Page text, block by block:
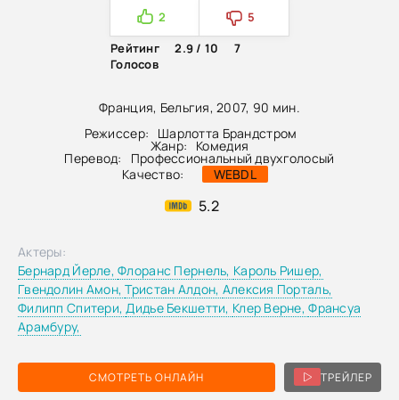
Франция, Бельгия, 2007, 90 мин.
Режиссер:
Шарлотта Брандстром
Жанр: Комедия
Перевод:
Профессиональный двухголосый
Качество:
WEBDL
5.2
2
5
Рейтинг
2.9 / 10
7
Голосов
СМОТРЕТЬ ОНЛАЙН ТРЕЙЛЕР
Актеры:
Бернард Йерле,Флоранс Пернель, Кароль Ришер,
Гвендолин Амон,Тристан Алдон, Алексия Порталь,
Филипп Спитери,Дидье Бекшетти, Клер Верне,Франсуа
Арамбуру,